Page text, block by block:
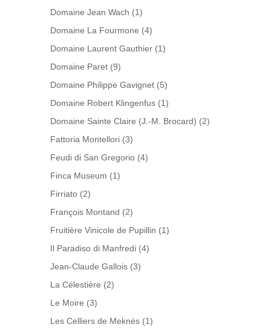
Domaine Jean Wach (1)
Domaine La Fourmone (4)
Domaine Laurent Gauthier (1)
Domaine Paret (9)
Domaine Philippe Gavignet (5)
Domaine Robert Klingenfus (1)
Domaine Sainte Claire (J.-M. Brocard) (2)
Fattoria Montellori (3)
Feudi di San Gregorio (4)
Finca Museum (1)
Firriato (2)
François Montand (2)
Fruitière Vinicole de Pupillin (1)
Il Paradiso di Manfredi (4)
Jean-Claude Gallois (3)
La Célestière (2)
Le Moire (3)
Les Celliers de Meknès (1)